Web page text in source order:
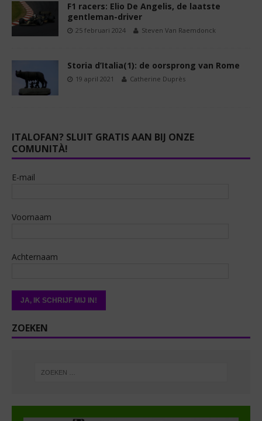
F1 racers: Elio De Angelis, de laatste
gentleman-driver
25 februari 2024 Steven Van Raemdonck
Storia d’Italia(1): de oorsprong van Rome
19 april 2021 Catherine Duprès
ITALOFAN? SLUIT GRATIS AAN BIJ ONZE
COMUNITÀ!
E-mail
Voornaam
Achternaam
ZOEKEN